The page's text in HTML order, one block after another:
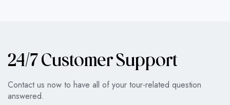
24/7 Customer Support
Contact us now to have all of your tour-related question
answered.